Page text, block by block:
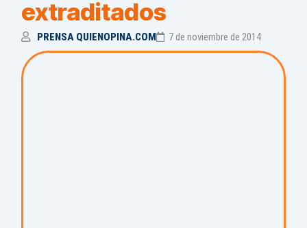
extraditados
PRENSA QUIENOPINA.COM 7 de noviembre de 2014